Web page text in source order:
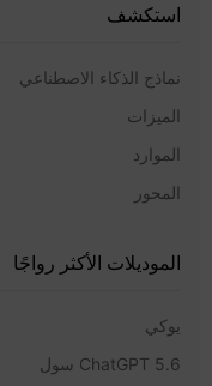
استكشف
نماذج الذكاء الاصطناعي
الميزات
الموارد
المحور
الموديلات الأكثر رواجًا
يوكي
ChatGPT 5.6 سول